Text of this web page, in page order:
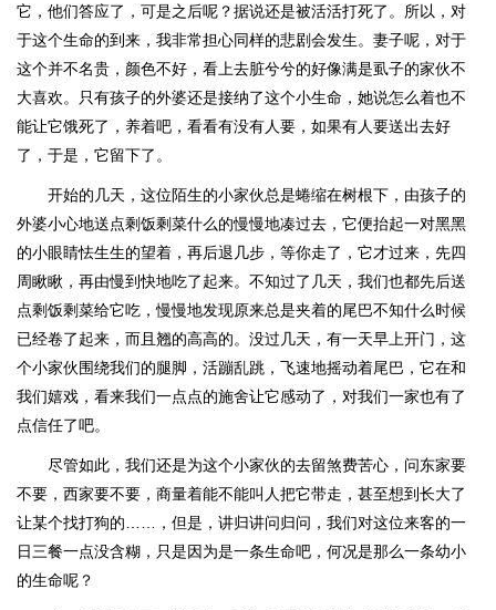
它，他们答应了，可是之后呢？据说还是被活活打死了。所以，对
于这个生命的到来，我非常担心同样的悲剧会发生。妻子呢，对于
这个并不名贵，颜色不好，看上去脏兮兮的好像满是虱子的家伙不
大喜欢。只有孩子的外婆还是接纳了这个小生命，她说怎么着也不
能让它饿死了，养着吧，看看有没有人要，如果有人要送出去好
了，于是，它留下了。
开始的几天，这位陌生的小家伙总是蜷缩在树根下，由孩子的
外婆小心地送点剩饭剩菜什么的慢慢地凑过去，它便抬起一对黑黑
的小眼睛怯生生的望着，再后退几步，等你走了，它才过来，先四
周瞅瞅，再由慢到快地吃了起来。不知过了几天，我们也都先后送
点剩饭剩菜给它吃，慢慢地发现原来总是夹着的尾巴不知什么时候
已经卷了起来，而且翘的高高的。没过几天，有一天早上开门，这
个小家伙围绕我们的腿脚，活蹦乱跳，飞速地摇动着尾巴，它在和
我们嬉戏，看来我们一点点的施舍让它感动了，对我们一家也有了
点信任了吧。
尽管如此，我们还是为这个小家伙的去留煞费苦心，问东家要
不要，西家要不要，商量着能不能叫人把它带走，甚至想到长大了
让某个找打狗的……，但是，讲归讲问归问，我们对这位来客的一
日三餐一点没含糊，只是因为是一条生命吧，何况是那么一条幼小
的生命呢？